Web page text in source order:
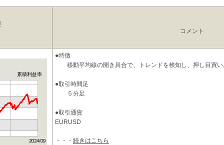
コメント
累積利益率
●特徴
移動平均線の開き具合で、トレンドを検知し、押し目買い
●取引時間足
５分足
●取引通貨
EURUSD
●パラメーター
・・・ 続きはこちら